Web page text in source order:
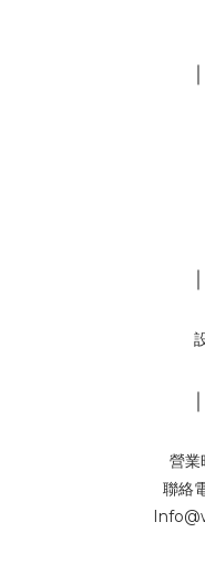
營業
聯絡